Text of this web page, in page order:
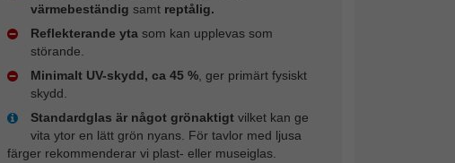
värmebeständig samt reptålig.
Reflekterande yta som kan upplevas som
störande.
Minimalt UV-skydd, ca 45 %, ger primärt fysiskt
skydd.
Standardglas är något grönaktigtvilket kan ge
vita ytor en lätt grön nyans. För tavlor med ljusa
färger rekommenderar vi plast- eller museiglas.